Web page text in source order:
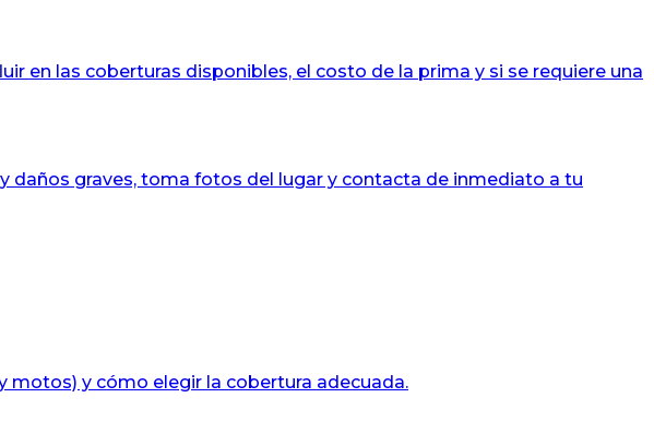
en las coberturas disponibles, el costo de la prima y si se requiere una
daños graves, toma fotos del lugar y contacta de inmediato a tu
motos) y cómo elegir la cobertura adecuada.